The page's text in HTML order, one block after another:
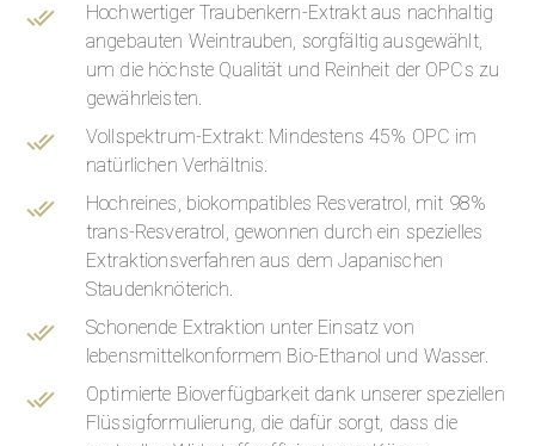
Hochwertiger Traubenkern-Extrakt aus nachhaltig
angebauten Weintrauben, sorgfältig ausgewählt,
um die höchste Qualität und Reinheit der OPCs zu
gewährleisten.
Vollspektrum-Extrakt: Mindestens 45% OPC im
natürlichen Verhältnis.
Hochreines, biokompatibles Resveratrol, mit 98%
trans-Resveratrol, gewonnen durch ein spezielles
Extraktionsverfahren aus dem Japanischen
Staudenknöterich.
Schonende Extraktion unter Einsatz von
lebensmittelkonformem Bio-Ethanol und Wasser.
Optimierte Bioverfügbarkeit dank unserer speziellen
Flüssigformulierung, die dafür sorgt, dass die